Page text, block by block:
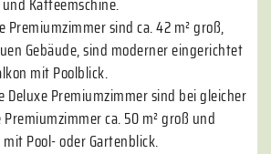
Premiumzimmer sind ca. 42 m² groß,
Gebäude, sind moderner eingerichtet
mit Poolblick.
Deluxe Premiumzimmer sind bei gleicher
ca. 50 m² groß und
Pool- oder Gartenblick.